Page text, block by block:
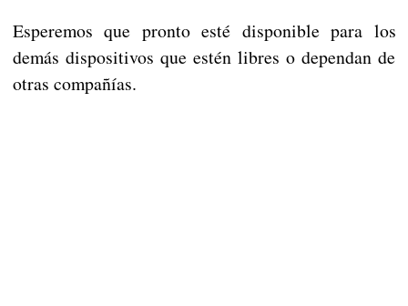
Esperemos que pronto esté disponible para los
demás dispositivos que estén libres o dependan de
otras compañías.